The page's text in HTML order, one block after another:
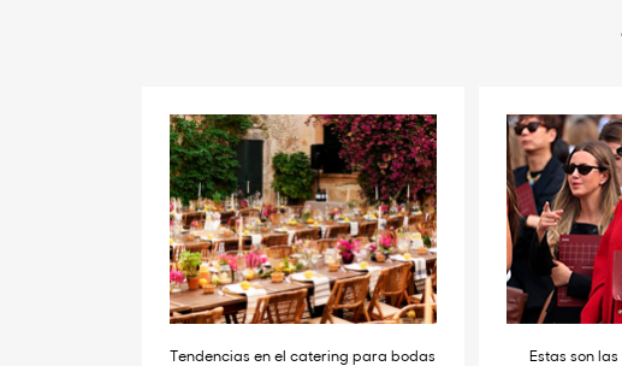
Tendencias en el catering para bodas
Estas son